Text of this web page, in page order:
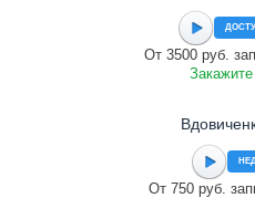
От 3500 руб.
От 750 руб.